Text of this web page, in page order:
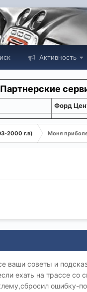
Активность
Партнерские
Форд
2000 г.в) Моня
ваши советы и
ехать на трассе